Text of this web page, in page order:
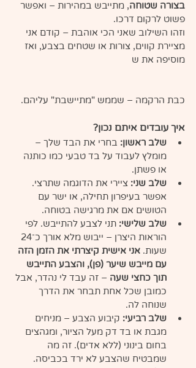
בצורה שטוחה, מתייבש במהירות – ואפשר
פשוט לרקום דרכו.
וזהו השילוב שאני הכי אוהבת – קודם אני
מציירת קווים, צורות או שטחים בצבע, ואז
מוסיפה את ש
כבת הרקמה – שממש "מתיישבת" עליהם.
איך עובדים איתם נכון?
שלב ראשון: בחרי את הבד שלך –
מומלץ לעבוד על בד טבעי כמו כותנה
או פשתן.
שלב שני: ציירי את הדוגמה שתרצי.
אפשר בעיפרון תחילה, או ישר עם
הטושים אם את מרגישה בטוחה.
שלב שלישי: תני לצבע להתייבש. לפי
שעות. אני אישית קיצרתי את הזמן הזה
עם מייבש שיער (פן), והצבע התייבש
תוך כחצי שעה – זה עבד לי נהדר, אבל
כמובן שכל אחת תבחר את הדרך
שנוחה לה.
שלב רביעי: קיבוע הצבע – מניחים
מגבת או בד דק מעל הציור, ומגהצים
בחום בינוני (ללא אדים). זה מה
שמבטיח שהצבע לא ירד בכביסה.